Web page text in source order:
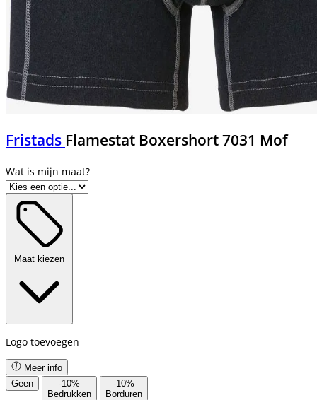
Fristads Flamestat Boxershort 7031 Mof
Maat kiezen
Logo toevoegen
Meer info
Geen
-10%
Bedrukken
-10%
Borduren